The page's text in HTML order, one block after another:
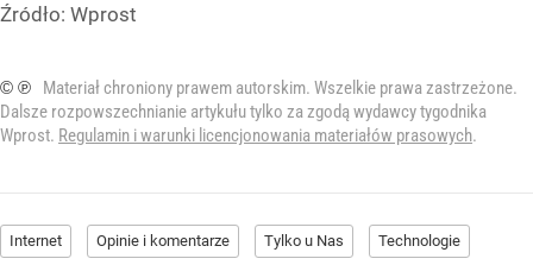
Źródło: Wprost
© ℗
Materiał chroniony prawem autorskim. Wszelkie prawa zastrzeżone.
Dalsze rozpowszechnianie artykułu tylko za zgodą wydawcy tygodnika
Wprost. Regulamin i warunki licencjonowania materiałów prasowych.
Internet Opinie i komentarze Tylko u Nas Technologie